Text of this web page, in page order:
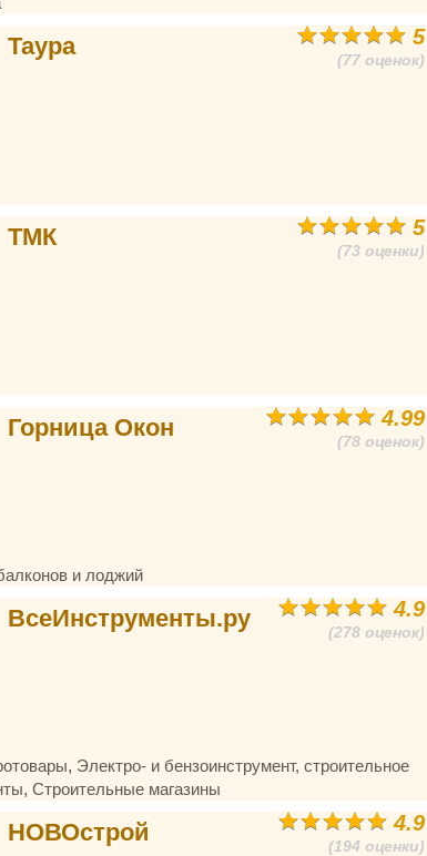
5
(77 оценок)
Таура
5
(73 оценки)
ТМК
4.99
(78 оценок)
Горница Окон
и лоджий
4.9
(278 оценок)
ВсеИнструменты.ру
, Электро- и бензоинструмент, строительное
, Строительные магазины
4.9
(194 оценки)
НОВОстрой